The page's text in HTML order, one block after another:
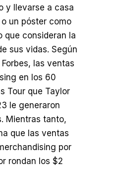
y llevarse a casa
un póster como
que consideran la
sus vidas. Según
las ventas
en los 60
Tour que Taylor
le generaron
Mientras tanto,
que las ventas
por
rondan los $2